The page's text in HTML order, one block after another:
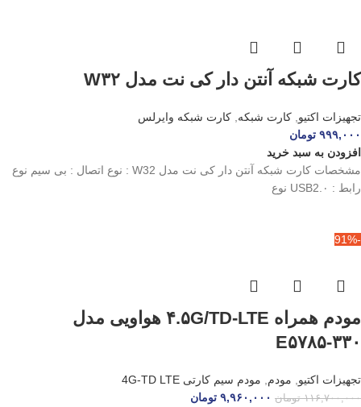
کارت شبکه آنتن دار کی نت مدل W۳۲
تجهیزات اکتیو کارت شبکه کارت شبکه وایرلس
۹۹۹,۰۰۰ تومان
افزودن به سبد خرید
مشخصات کارت شبکه آنتن دار کی نت مدل W32 : نوع اتصال : بی سیم نوع
رابط : USB2.۰ نوع
-91%
مودم همراه ۴.۵G/TD-LTE هواویی مدل
E۵۷۸۵-۳۳۰
تجهیزات اکتیو مودم مودم سیم کارتی 4G-TD LTE
۱۱۶,۷۰۰,۰۰۰ تومان ۹,۹۶۰,۰۰۰ تومان